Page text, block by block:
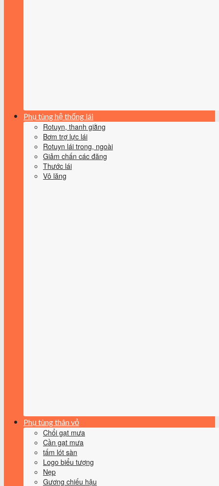
Phụ tùng hệ thống lái
Rotuyn, thanh giằng
Bơm trợ lực lái
Rotuyn lái trong, ngoài
Giảm chấn các đăng
Thước lái
Vô lăng
Phụ tùng thân vỏ
Chổi gạt mưa
Cần gạt mưa
tấm lót sàn
Logo biểu tượng
Nẹp
Gương chiếu hậu